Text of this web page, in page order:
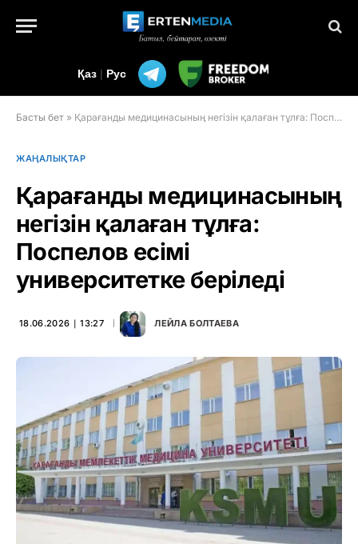
Қаз | Рус
Басты бет » Қарағанды медицинасының негізін қалаған тұлға: Поспелов есімі университетке беріледі
ЖАҢАЛЫҚТАР
Қарағанды медицинасының
негізін қалаған тұлға:
Поспелов есімі
университетке беріледі
18.06.2026 ∣ 13:27 ЛЕЙЛА БОЛТАЕВА